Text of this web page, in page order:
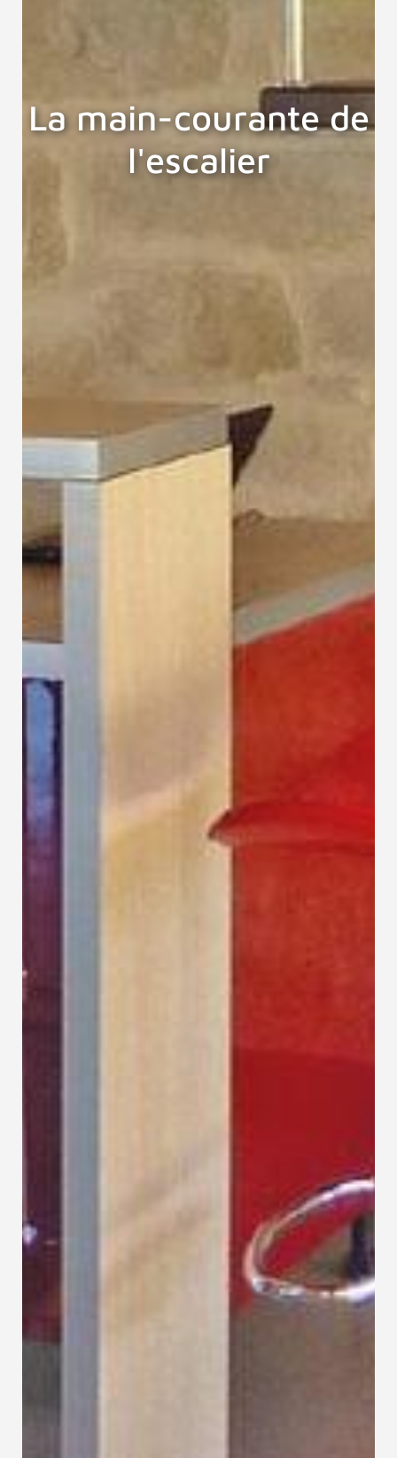
La main-courante de
l'escalier